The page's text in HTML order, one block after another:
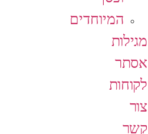
המיוחדים
מגילות
אסתר
לקוחות
צור
קשר